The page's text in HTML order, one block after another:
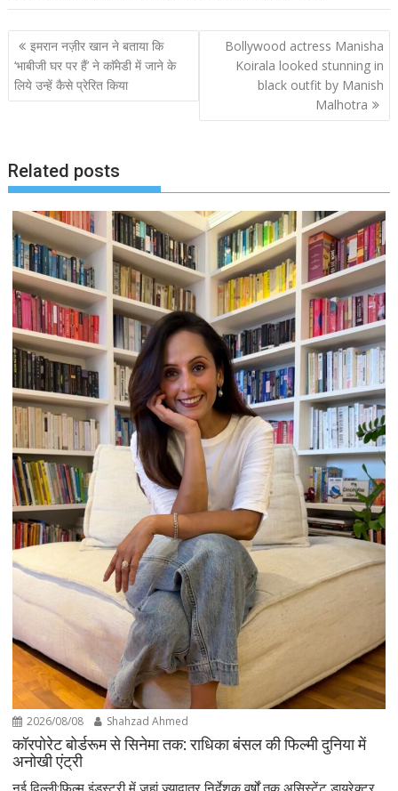
Post
navigation
इमरान नज़ीर खान ने बताया कि
‘भाबीजी घर पर हैं’ ने काॅमेडी में जाने के
लिये उन्हें कैसे प्रेरित किया
Bollywood actress Manisha
Koirala looked stunning in
black outfit by Manish
Malhotra
Related posts
2026/08/08 Shahzad Ahmed
कॉरपोरेट बोर्डरूम से सिनेमा तक: राधिका बंसल की फिल्मी दुनिया में
अनोखी एंट्री
नई दिल्ली:फिल्म इंडस्ट्री में जहां ज्यादातर निर्देशक वर्षों तक असिस्टेंट डायरेक्टर,